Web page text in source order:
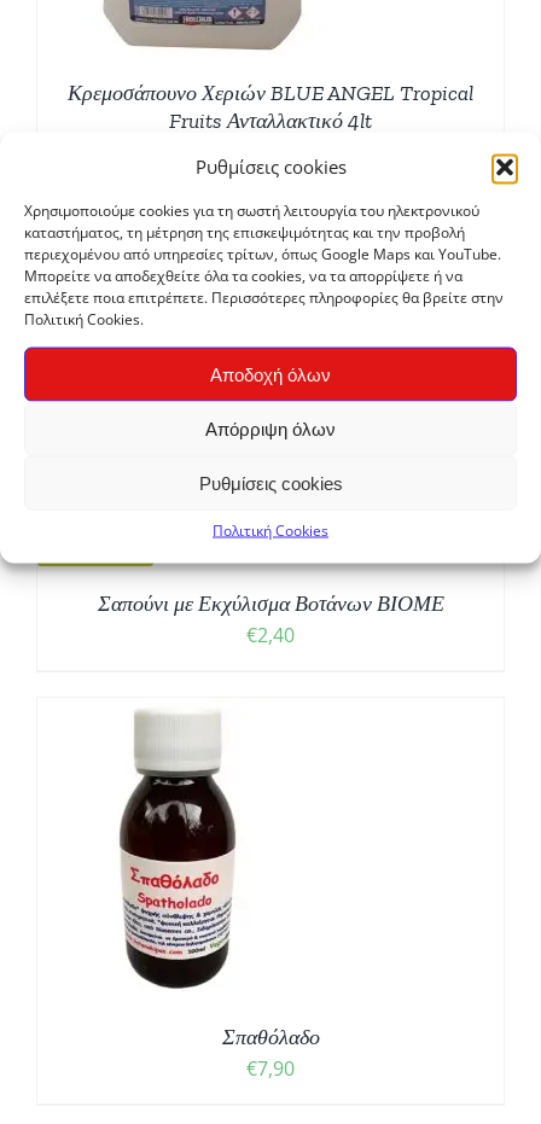
Ρυθμίσεις cookies
Χρησιμοποιούμε cookies για τη σωστή λειτουργία του ηλεκτρονικού
καταστήματος, τη μέτρηση της επισκεψιμότητας και την προβολή
περιεχομένου από υπηρεσίες τρίτων, όπως Google Maps και YouTube.
Μπορείτε να αποδεχθείτε όλα τα cookies, να τα απορρίψετε ή να
επιλέξετε ποια επιτρέπετε. Περισσότερες πληροφορίες θα βρείτε στην
Πολιτική Cookies.
Αποδοχή όλων
Απόρριψη όλων
Ρυθμίσεις cookies
Πολιτική Cookies
Κρεμοσάπουνο Χεριών BLUE ANGEL Tropical
Fruits Ανταλλακτικό 4lt
Σαπούνι με Εκχύλισμα Βοτάνων ΒΙΟΜΕ
€2,40
Σπαθόλαδο
€7,90